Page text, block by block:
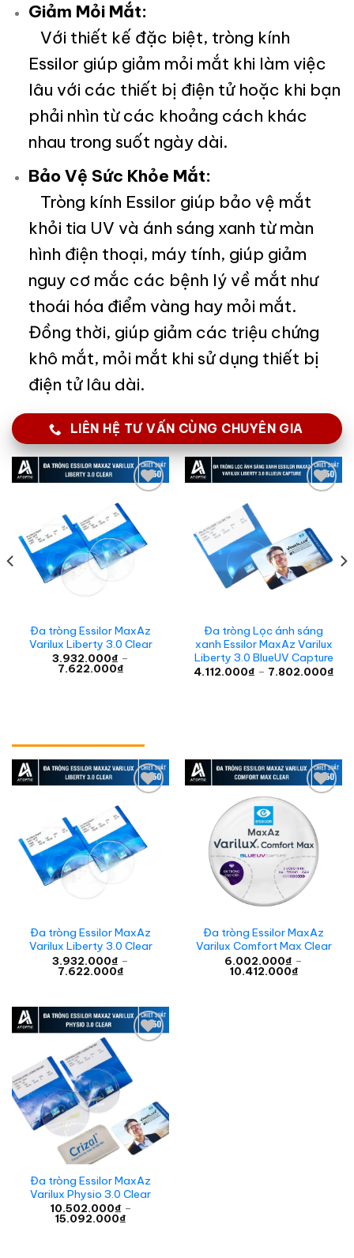
Giảm Mỏi Mắt:
Với thiết kế đặc biệt, tròng kính
Essilor giúp giảm mỏi mắt khi làm việc
lâu với các thiết bị điện tử hoặc khi bạn
phải nhìn từ các khoảng cách khác
nhau trong suốt ngày dài.
Bảo Vệ Sức Khỏe Mắt:
Tròng kính Essilor giúp bảo vệ mắt
khỏi tia UV và ánh sáng xanh từ màn
hình điện thoại, máy tính, giúp giảm
nguy cơ mắc các bệnh lý về mắt như
thoái hóa điểm vàng hay mỏi mắt.
Đồng thời, giúp giảm các triệu chứng
khô mắt, mỏi mắt khi sử dụng thiết bị
điện tử lâu dài.
LIÊN HỆ TƯ VẤN CÙNG CHUYÊN GIA
Add to
wishlist
Đa tròng Essilor MaxAz
Varilux Liberty 3.0 Clear
3.932.000₫ –
7.622.000₫Khoảng
Add to
wishlist
Đa tròng Lọc ánh sáng
xanh Essilor MaxAz Varilux
Liberty 3.0 BlueUV Capture
4.112.000₫ – 7.802.000₫
Add to
wishlist
Đa tròng Essilor MaxAz
Varilux Liberty 3.0 Clear
3.932.000₫ –
7.622.000₫Khoảng
đến
7.622.000₫
Add to
wishlist
Đa tròng Essilor MaxAz
Varilux Comfort Max Clear
6.002.000₫ –
10.412.000₫Khoảng
Add to
wishlist
Đa tròng Essilor MaxAz
Varilux Physio 3.0 Clear
10.502.000₫ –
15.092.000₫